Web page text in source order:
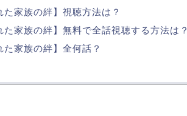
た家族の絆】視聴方法は？
た家族の絆】無料で全話視聴する方法は？
た家族の絆】全何話？